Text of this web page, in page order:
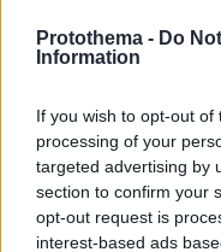
Protothema - Do
Information
If you wish to opt-out
processing of your
targeted advertising by
section to confirm your
opt-out request is
interest-based ads